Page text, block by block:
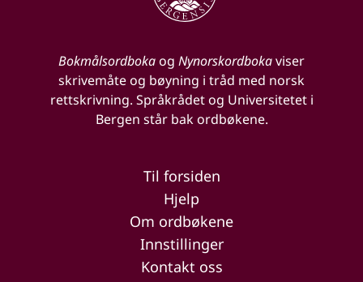
Bokmålsordbokaog Nynorskordbokaviser
skrivemåte og bøyning i tråd med norsk
rettskrivning. Språkrådet og Universitetet i
Bergen står bak ordbøkene.
Til forsiden
Hjelp
Om ordbøkene
Innstillinger
Kontakt oss